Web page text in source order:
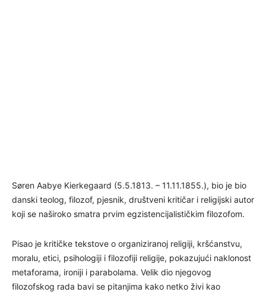
Søren Aabye Kierkegaard (5.5.1813. – 11.11.1855.), bio je bio
danski teolog, filozof, pjesnik, društveni kritičar i religijski autor
koji se naširoko smatra prvim egzistencijalističkim filozofom.
Pisao je kritičke tekstove o organiziranoj religiji, kršćanstvu,
moralu, etici, psihologiji i filozofiji religije, pokazujući naklonost
metaforama, ironiji i parabolama. Velik dio njegovog
filozofskog rada bavi se pitanjima kako netko živi kao